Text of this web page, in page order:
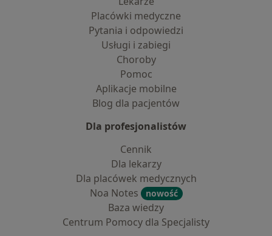
Placówki medyczne
Pytania i odpowiedzi
Usługi i zabiegi
Choroby
Pomoc
Aplikacje mobilne
Blog dla pacjentów
Dla profesjonalistów
Cennik
Dla lekarzy
Dla placówek medycznych
Noa Notes
nowość
Baza wiedzy
Centrum Pomocy dla Specjalisty